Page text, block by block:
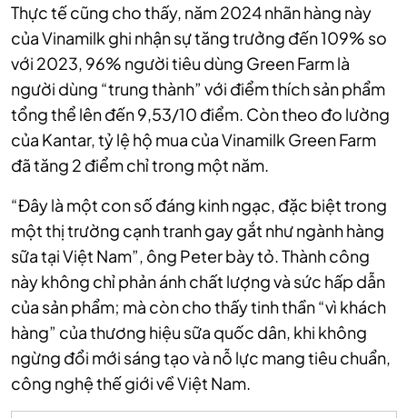
Thực tế cũng cho thấy, năm 2024 nhãn hàng này
của Vinamilk ghi nhận sự tăng trưởng đến 109% so
với 2023, 96% người tiêu dùng Green Farm là
người dùng “trung thành” với điểm thích sản phẩm
tổng thể lên đến 9,53/10 điểm. Còn theo đo lường
của Kantar, tỷ lệ hộ mua của Vinamilk Green Farm
đã tăng 2 điểm chỉ trong một năm.
“Đây là một con số đáng kinh ngạc, đặc biệt trong
một thị trường cạnh tranh gay gắt như ngành hàng
sữa tại Việt Nam”, ông Peter bày tỏ. Thành công
này không chỉ phản ánh chất lượng và sức hấp dẫn
của sản phẩm; mà còn cho thấy tinh thần “vì khách
hàng” của thương hiệu sữa quốc dân, khi không
ngừng đổi mới sáng tạo và nỗ lực mang tiêu chuẩn,
công nghệ thế giới về Việt Nam.